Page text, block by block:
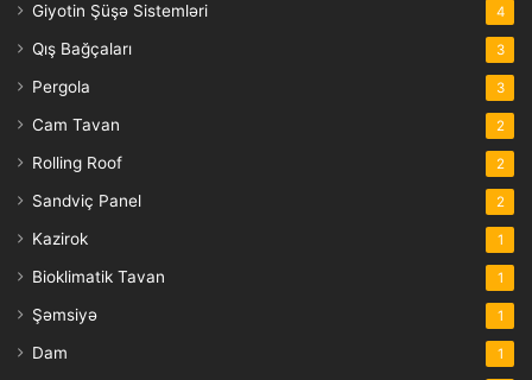
Giyotin Şüşə Sistemləri 4
Qış Bağçaları 3
Pergola 3
Cam Tavan 2
Rolling Roof 2
Sandviç Panel 2
Kazirok 1
Bioklimatik Tavan 1
Şəmsiyə 1
Dam 1